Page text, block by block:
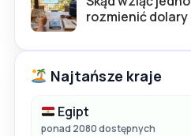
rozmienić
Najtańsze kraje
Egipt
ponad 2080 dostępnych